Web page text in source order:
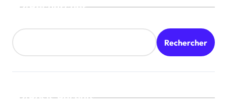
Rechercher
Rechercher
Posts Récents